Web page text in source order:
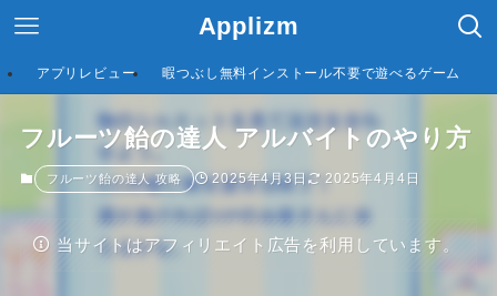
Applizm
アプリレビュー 暇つぶし無料インストール不要で遊べるゲーム
フルーツ飴の達人 アルバイトのやり方
フルーツ飴の達人 攻略 2025年4月3日 2025年4月4日
当サイトはアフィリエイト広告を利用しています。